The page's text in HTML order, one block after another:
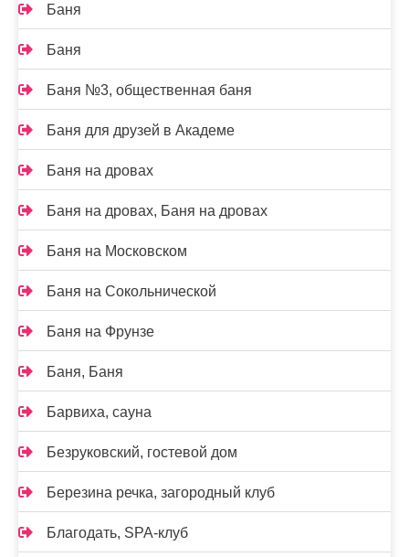
Баня
Баня
Баня №3, общественная баня
Баня для друзей в Академе
Баня на дровах
Баня на дровах, Баня на дровах
Баня на Московском
Баня на Сокольнической
Баня на Фрунзе
Баня, Баня
Барвиха, сауна
Безруковский, гостевой дом
Березина речка, загородный клуб
Благодать, SPA-клуб